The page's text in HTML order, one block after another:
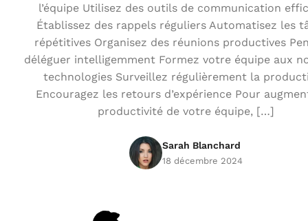
l’équipe Utilisez des outils de communication
Établissez des rappels réguliers Automatisez les
répétitives Organisez des réunions productives
déléguer intelligemment Formez votre équipe aux
technologies Surveillez régulièrement la
Encouragez les retours d’expérience Pour
productivité de votre équipe, […]
Sarah Blanchard
18 décembre 2024